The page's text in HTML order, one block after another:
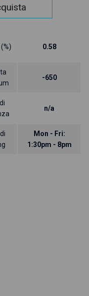
0.58
-650
n/a
Mon - Fri:
1:30pm - 8pm